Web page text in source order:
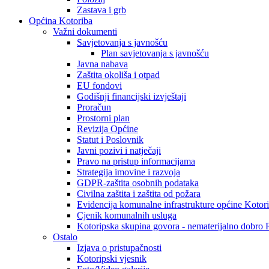
Zastava i grb
Općina Kotoriba
Važni dokumenti
Savjetovanja s javnošću
Plan savjetovanja s javnošću
Javna nabava
Zaštita okoliša i otpad
EU fondovi
Godišnji financijski izvještaji
Proračun
Prostorni plan
Revizija Općine
Statut i Poslovnik
Javni pozivi i natječaji
Pravo na pristup informacijama
Strategija imovine i razvoja
GDPR-zaštita osobnih podataka
Civilna zaštita i zaštita od požara
Evidencija komunalne infrastrukture općine
Cjenik komunalnih usluga
Kotoripska skupina govora - nematerijalno dobro
Ostalo
Izjava o pristupačnosti
Kotoripski vjesnik